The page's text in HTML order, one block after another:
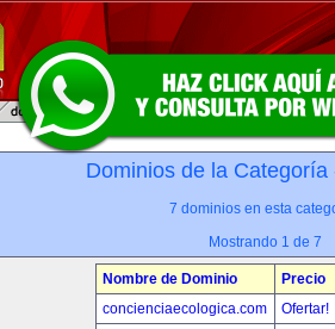
Dominios de la
7 dominios en esta
Mostrando 1 de 7
Nombre de Dominio
Precio
concienciaecologica.com
Ofertar!